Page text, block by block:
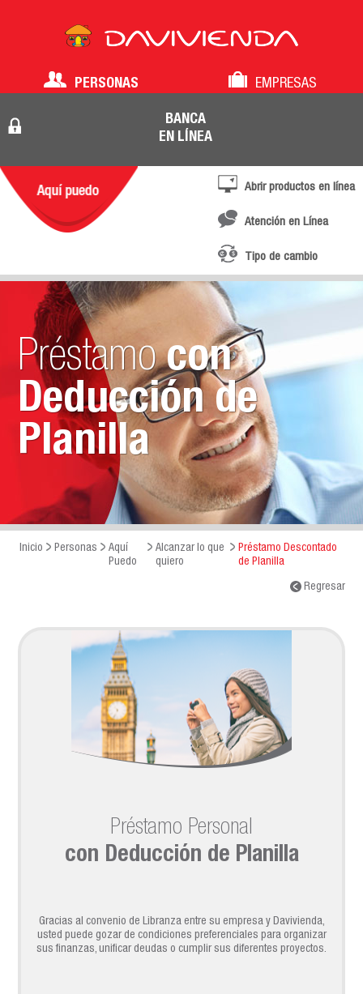
PERSONAS EMPRESAS
BANCA
EN LÍNEA
Abrir productos en línea
Atención en Línea
Tipo de cambio
Préstamocon
Deducción de
Planilla
Inicio Personas
Aquí
Puedo
Alcanzar lo que
quiero
Préstamo Descontado
de Planilla
Regresar
Préstamo Personal
con Deducción de Planilla
Gracias al convenio de Libranza entre su empresa y Davivienda,
usted puede gozar de condiciones preferenciales para organizar
sus finanzas, unificar deudas o cumplir sus diferentes proyectos.